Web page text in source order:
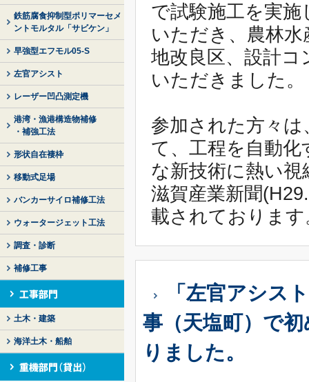
鉄筋腐食抑制型ポリマーセメ
ントモルタル「サビケン」
早強型エフモル05-S
左官アシスト
レーザー凹凸測定機
港湾・漁港構造物補修
・補強工法
形状自在褄枠
移動式足場
バンカーサイロ補修工法
ウォータージェット工法
調査・診断
補修工事
土木・建築
海洋土木・船舶
で試験施工を実
いただき、農林
地改良区、設計
いただきました。
参加された方々
て、工程を自動
な新技術に熱い
滋賀産業新聞
載されております
「左官アシス
事（天塩町）で
りました。